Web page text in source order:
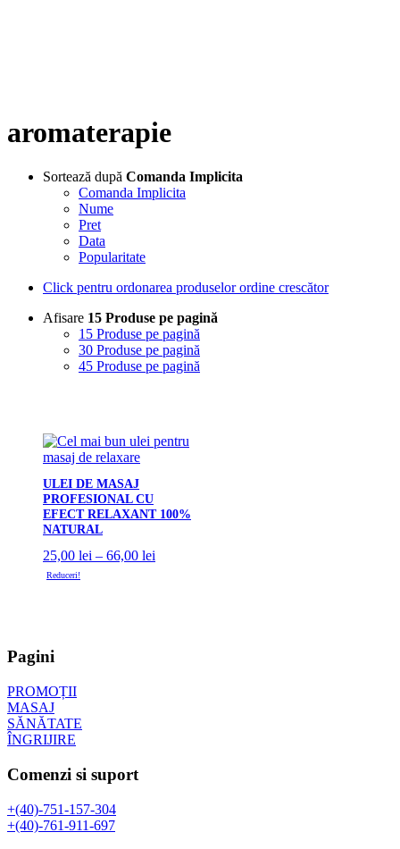
aromaterapie
Sortează după Comanda Implicita
Comanda Implicita
Nume
Pret
Data
Popularitate
Click pentru ordonarea produselor ordine crescător
Afisare 15 Produse pe pagină
15 Produse pe pagină
30 Produse pe pagină
45 Produse pe pagină
ULEI DE MASAJ
PROFESIONAL CU
EFECT RELAXANT 100%
NATURAL
25,00 lei – 66,00 lei
Reduceri!
Pagini
PROMOȚII
MASAJ
SĂNĂTATE
ÎNGRIJIRE
Comenzi si suport
+(40)-751-157-304
+(40)-761-911-697